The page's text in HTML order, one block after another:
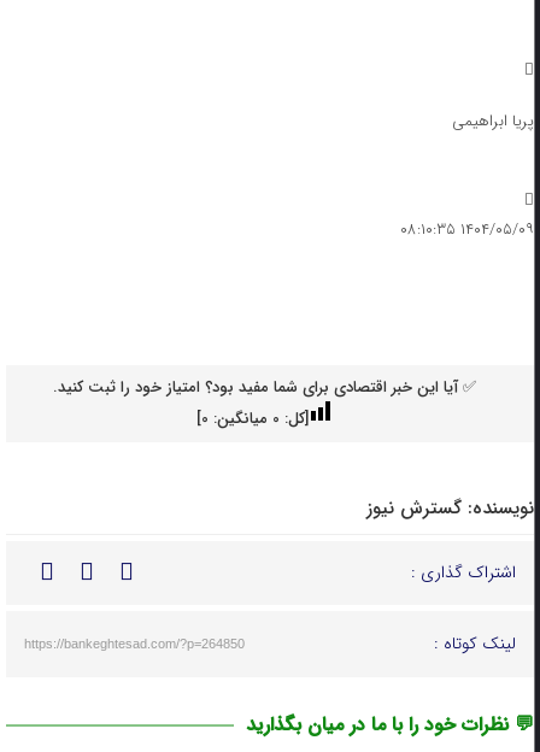
پریا ابراهیمی
۱۴۰۴/۰۵/۰۹ ۰۸:۱۰:۳۵
✅ آیا این خبر اقتصادی برای شما مفید بود؟ امتیاز خود را ثبت کنید.
[کل: 0میانگین: 0
]
نویسنده: گسترش نیوز
اشتراک گذاری :
لینک کوتاه : https://bankeghtesad.com/?p=264850
💬 نظرات خود را با ما در میان بگذارید